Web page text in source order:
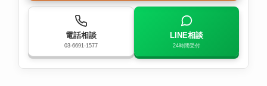
電話相談
03-6691-1577
LINE相談
24時間受付